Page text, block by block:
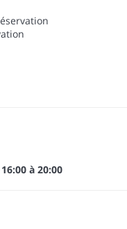
à 20:00